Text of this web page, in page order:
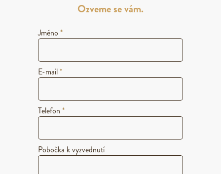
Ozveme se vám.
Jméno *
E-mail*
Telefon *
Pobočka k vyzvednutí